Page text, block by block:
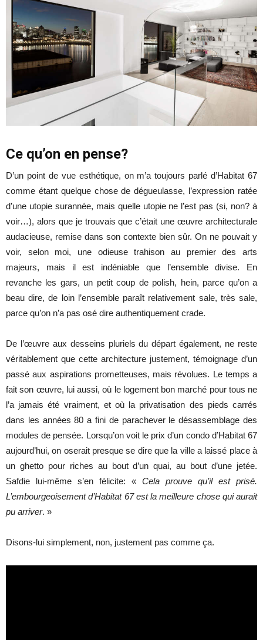
Ce qu’on en pense?
D’un point de vue esthétique, on m’a toujours parlé d’Habitat 67
comme étant quelque chose de dégueulasse, l’expression ratée
d’une utopie surannée, mais quelle utopie ne l’est pas (si, non? à
voir…), alors que je trouvais que c’était une œuvre architecturale
audacieuse, remise dans son contexte bien sûr. On ne pouvait y
voir, selon moi, une odieuse trahison au premier des arts
majeurs, mais il est indéniable que l’ensemble divise. En
revanche les gars, un petit coup de polish, hein, parce qu’on a
beau dire, de loin l’ensemble paraît relativement sale, très sale,
parce qu’on n’a pas osé dire authentiquement crade.
De l’œuvre aux desseins pluriels du départ également, ne reste
véritablement que cette architecture justement, témoignage d’un
passé aux aspirations prometteuses, mais révolues. Le temps a
fait son œuvre, lui aussi, où le logement bon marché pour tous ne
l’a jamais été vraiment, et où la privatisation des pieds carrés
dans les années 80 a fini de parachever le désassemblage des
modules de pensée. Lorsqu’on voit le prix d’un condo d’Habitat 67
aujourd’hui, on oserait presque se dire que la ville a laissé place à
un ghetto pour riches au bout d’un quai, au bout d’une jetée.
Safdie lui-même s’en félicite: « Cela prouve qu’il est prisé.
L’embourgeoisement d’Habitat 67 est la meilleure chose qui aurait
pu arriver. »
Disons-lui simplement, non, justement pas comme ça.